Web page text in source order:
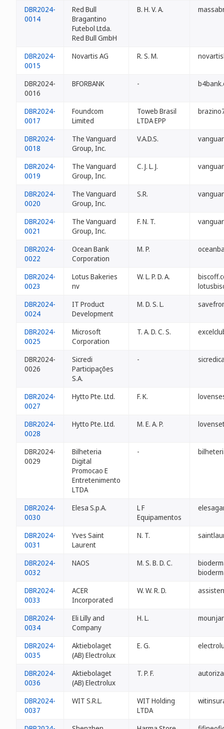
DBR2024-
0014
Red Bull
Bragantino
Futebol Ltda.
Red Bull GmbH
B. H. V. A.
DBR2024-
0015
Novartis AG R. S. M.
DBR2024-
0016
BFORBANK -
DBR2024-
0017
Foundcom
Limited
Toweb Brasil
LTDA EPP
DBR2024-
0018
The Vanguard
Group, Inc.
V.A.D.S.
DBR2024-
0019
The Vanguard
Group, Inc.
C. J. L. J.
DBR2024-
0020
The Vanguard
Group, Inc.
S.R.
DBR2024-
0021
The Vanguard
Group, Inc.
F. N. T.
DBR2024-
0022
Ocean Bank
Corporation
M. P.
DBR2024-
0023
Lotus Bakeries
nv
W. L. P. D. A.
DBR2024-
0024
IT Product
Development
M. D. S. L.
DBR2024-
0025
Microsoft
Corporation
T. A. D. C. S.
DBR2024-
0026
Sicredi
Participações
S.A.
-
DBR2024-
0027
Hytto Pte. Ltd. F. K.
DBR2024-
0028
Hytto Pte. Ltd. M. E. A. P.
DBR2024-
0029
Bilheteria
Digital
Promocao E
Entretenimento
LTDA
-
DBR2024-
0030
Elesa S.p.A.
L F
Equipamentos
DBR2024-
0031
Yves Saint
Laurent
N. T.
DBR2024-
0032
NAOS M. S. B. D. C.
DBR2024-
0033
ACER
Incorporated
W. W. R. D.
DBR2024-
0034
Eli Lilly and
Company
H. L.
DBR2024-
0035
Aktiebolaget
(AB) Electrolux
E. G.
DBR2024-
0036
Aktiebolaget
(AB) Electrolux
T. P. F.
DBR2024-
0037
WIT S.R.L.
WIT Holding
LTDA